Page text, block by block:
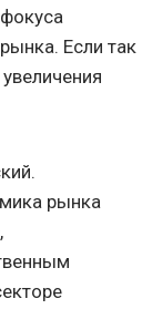
Если так
рынка